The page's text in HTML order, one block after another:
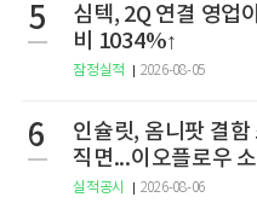
5
심텍, 2Q 연결 영업
비 1034%↑
잠정실적 2026-08-05
6
인슐릿, 옴니팟 결함
직면...이오플로우
구
실적공시 2026-08-06